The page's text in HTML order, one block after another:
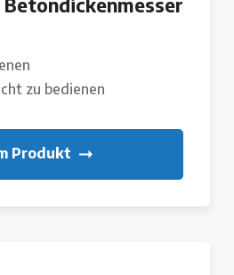
Betondickenmesser
zu bedienen
Produkt